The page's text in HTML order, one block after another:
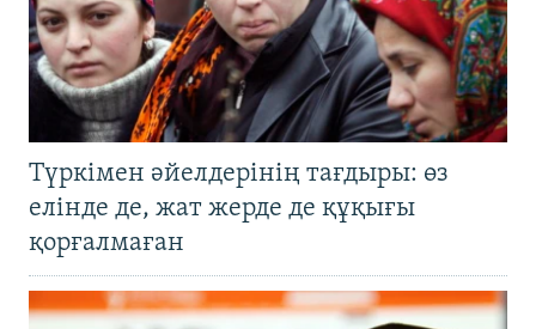
Түркімен әйелдерінің тағдыры: өз
елінде де, жат жерде де құқығы
қорғалмаған